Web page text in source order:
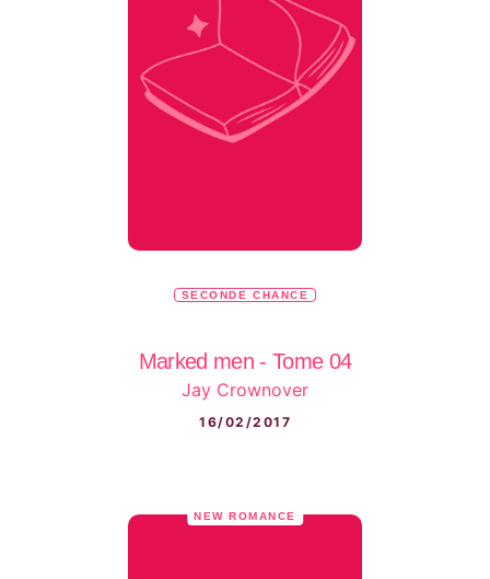
SECONDE CHANCE
Marked men - Tome 04
Jay Crownover
16/02/2017
NEW ROMANCE